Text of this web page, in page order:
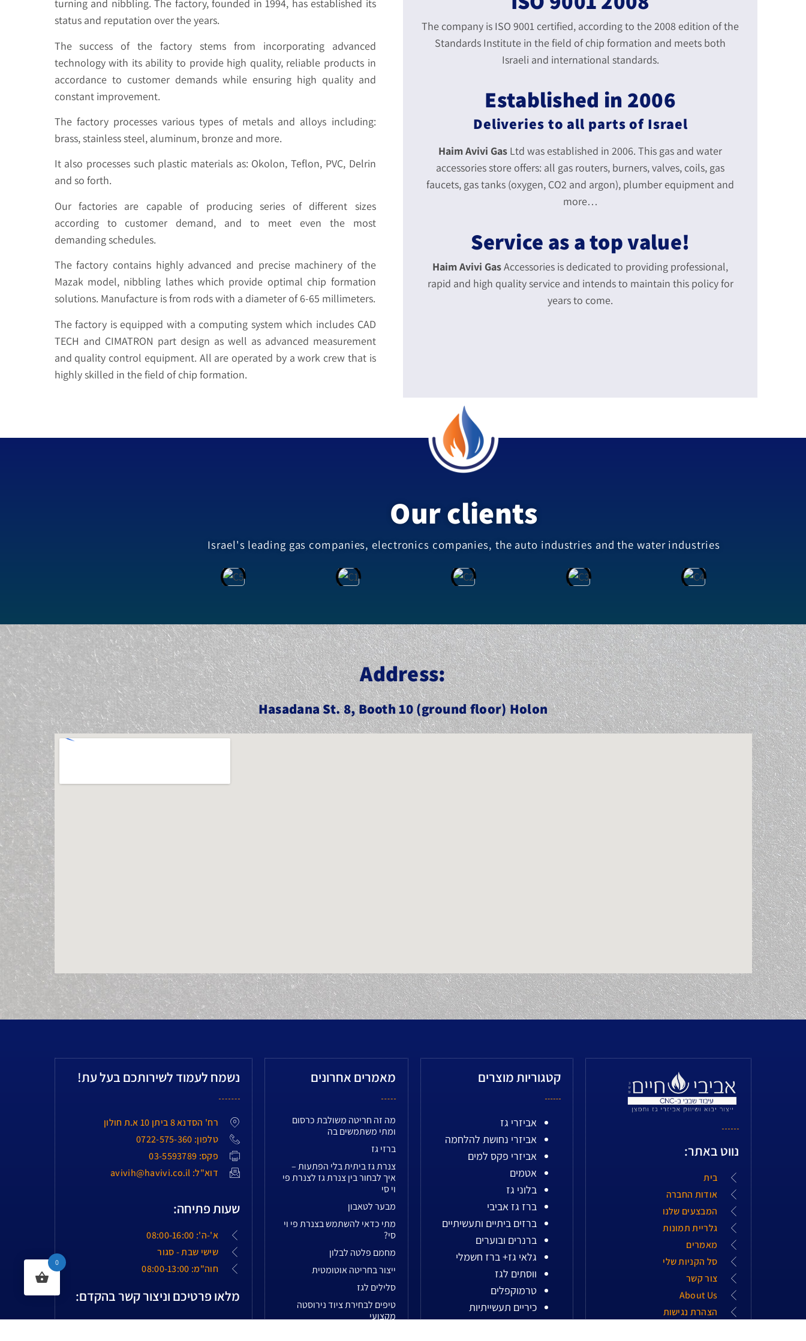
The company is ISO 9001 certified, according to the 2008 edition of the
Standards Institute in the field of chip formation and meets both
Israeli and international standards.
Established in 2006
Deliveries to all parts of Israel
Haim Avivi Gas Ltd was established in 2006. This gas and water
accessories store offers: all gas routers, burners, valves, coils, gas
faucets, gas tanks (oxygen, CO2 and argon), plumber equipment and
more…
!Service as a top value
Haim Avivi GasAccessories is dedicated to providing professional,
rapid and high quality service and intends to maintain this policy for
years to come.
turning and nibbling. The factory, founded in 1994, has established its
status and reputation over the years.
The success of the factory stems from incorporating advanced
technology with its ability to provide high quality, reliable products in
accordance to customer demands while ensuring high quality and
constant improvement.
The factory processes various types of metals and alloys including:
brass, stainless steel, aluminum, bronze and more.
It also processes such plastic materials as: Okolon, Teflon, PVC, Delrin
and so forth.
Our factories are capable of producing series of different sizes
according to customer demand, and to meet even the most
demanding schedules.
The factory contains highly advanced and precise machinery of the
Mazak model, nibbling lathes which provide optimal chip formation
solutions. Manufacture is from rods with a diameter of 6-65 millimeters.
The factory is equipped with a computing system which includes CAD
TECH and CIMATRON part design as well as advanced measurement
and quality control equipment. All are operated by a work crew that is
highly skilled in the field of chip formation.
Our clients
Israel's leading gas companies, electronics companies, the auto industries and the water industries
:Address
Hasadana St. 8, Booth 10 (ground floor) Holon
נווט באתר:
בית
אודות החברה
המבצעים שלנו
גלריית תמונות
מאמרים
סל הקניות שלי
צור קשר
About Us
הצהרת נגישות
קטגוריות מוצרים
אביזרי גז
אביזרי נחושת להלחמה
אביזרי פקס למים
אטמים
בלוני גז
ברז גז אביבי
ברזים ביתיים ותעשיתיים
ברנרים ובוערים
גלאי גז+ ברז חשמלי
ווסתים לגז
טרמוקפלים
כיריים תעשייתיות
כלי עבודה חשמליים
מאמרים אחרונים
מה זה חריטה משולבת כרסום
ומתי משתמשים בה
ברזי גז
צנרת גז ביתית בלי הפתעות –
איך לבחור בין צנרת גז לצנרת פי
וי סי
מבער לטאבון
מתי כדאי להשתמש בצנרת פי וי
סי?
מחמם פלטה לבלון
ייצור בחריטה אוטומטית
סלילים לגז
טיפים לבחירת ציוד נירוסטה
מקצועי
נשמח לעמוד לשירותכם בעל עת!
רח' הסדנא 8 ביתן 10 א.ת חולון
טלפון: 0722-575-360
פקס: 03-5593789
דוא"ל: avivih@havivi.co.il
שעות פתיחה:
א'-ה': 08:00-16:00
שישי שבת - סגור
חוה"מ: 08:00-13:00
מלאו פרטיכם וניצור קשר בהקדם:
0